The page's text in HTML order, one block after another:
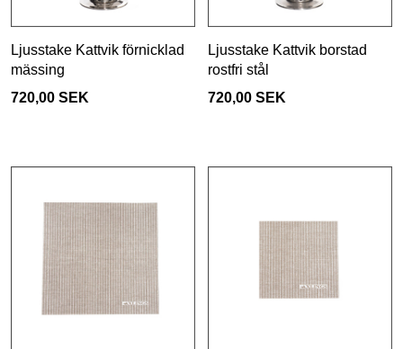
Ljusstake Kattvik förnicklad
mässing
720,00 SEK
Ljusstake Kattvik borstad
rostfri stål
720,00 SEK